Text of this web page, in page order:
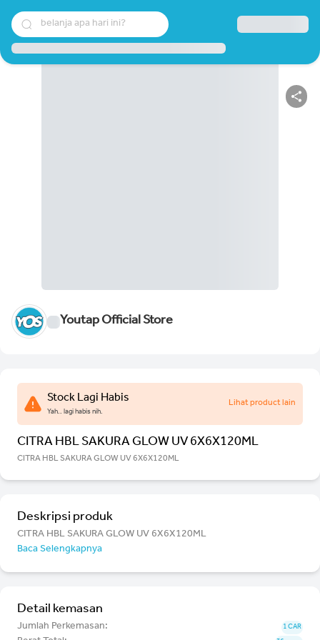
belanja apa hari ini?
Youtap Official Store
Stock Lagi Habis
Yah.. lagi habis nih.
Lihat product lain
CITRA HBL SAKURA GLOW UV 6X6X120ML
CITRA HBL SAKURA GLOW UV 6X6X120ML
Deskripsi produk
CITRA HBL SAKURA GLOW UV 6X6X120ML
Baca Selengkapnya
Detail kemasan
Jumlah Perkemasan: 1 CAR